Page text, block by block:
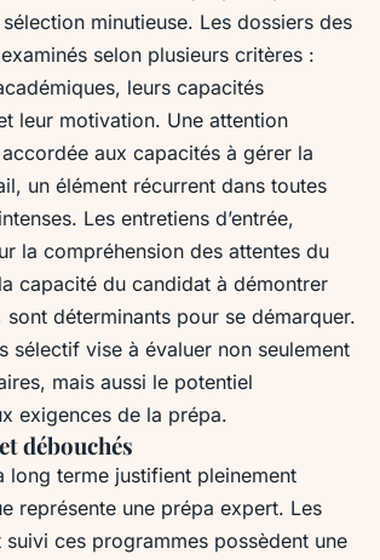
minutieuse. Les dossiers des
selon plusieurs critères :
leurs capacités
leur motivation. Une attention
aux capacités à gérer la
un élément récurrent dans toutes
Les entretiens d’entrée,
la compréhension des attentes du
capacité du candidat à démontrer
sont déterminants pour se démarquer.
sélectif vise à évaluer non seulement
mais aussi le potentiel
exigences de la prépa.
débouchés
long terme justifient pleinement
représente une prépa expert. Les
ces programmes possèdent une